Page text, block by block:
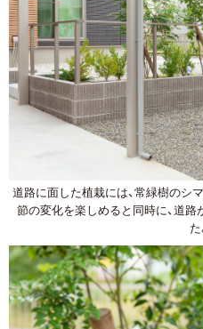
道路に面した植栽には、常緑樹のシ
節の変化を楽しめると同時に、道
た